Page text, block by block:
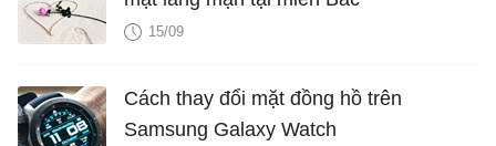
15/09
Cách thay đổi mặt đồng hồ trên
Samsung Galaxy Watch